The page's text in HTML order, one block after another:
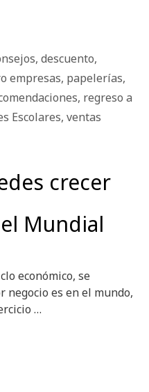
, descuento,
empresas, papelerías,
, regreso a
Escolares, ventas
crecer
Mundial
económico, se
negocio es en el mundo,
…